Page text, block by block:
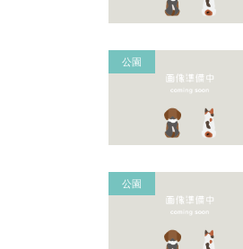
公園
公園